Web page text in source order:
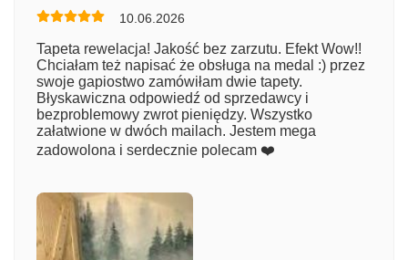
Numer zamówienia
Imię
10.06.2026
Tapeta rewelacja! Jakość bez zarzutu. Efekt Wow!!
Chciałam też napisać że obsługa na medal :) przez
swoje gapiostwo zamówiłam dwie tapety.
Błyskawiczna odpowiedź od sprzedawcy i
bezproblemowy zwrot pieniędzy. Wszystko
załatwione w dwóch mailach. Jestem mega
zadowolona i serdecznie polecam ❤️